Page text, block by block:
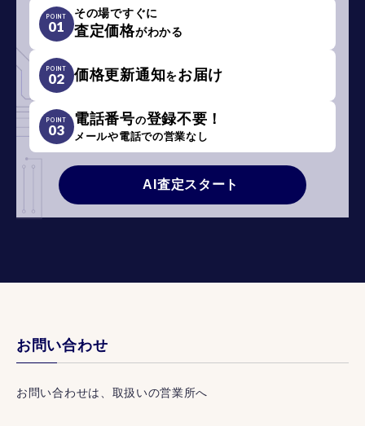
POINT
01
その場ですぐに
査定価格がわかる
POINT
02 価格更新通知をお届け
POINT
03
電話番号の登録不要！
メールや電話での営業なし
AI査定スタート
お問い合わせ
お問い合わせは、取扱いの営業所へ